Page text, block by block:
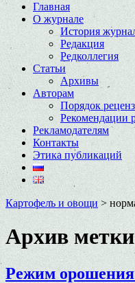
Главная
О журнале
История
Редакция
Редколлегия
Статьи
Архивы
Авторам
Порядок
Рекомендации
Рекламодателям
Контакты
Этика публикаций
Картофель и овощи >
Архив
Режим орошения